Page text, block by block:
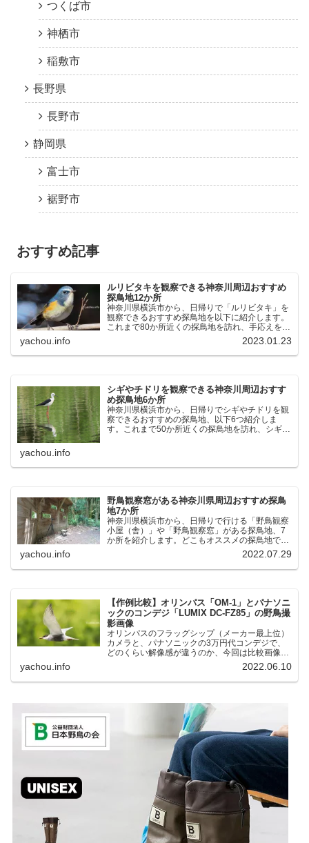
つくば市
神栖市
稲敷市
長野県
長野市
静岡県
富士市
裾野市
おすすめ記事
ルリビタキを観察できる神奈川周辺おすすめ
探鳥地12か所
神奈川県横浜市から、日帰りで「ルリビタキ」を
観察できるおすすめ探鳥地を以下に紹介します。
これまで80か所近くの探鳥地を訪れ、手応えを感
じた場所です。以下、★ が多いほど観察しやす
く、出現頻度が高いと感じた場所です。 北本自然
観察公園：埼玉県...
yachou.info 2023.01.23
シギやチドリを観察できる神奈川周辺おすす
め探鳥地6か所
神奈川県横浜市から、日帰りでシギやチドリを観
察できるおすすめの探鳥地、以下6つ紹介しま
す。これまで50か所近くの探鳥地を訪れ、シギや
yachou.info
野鳥観察窓がある神奈川県周辺おすすめ探鳥
地7か所
神奈川県横浜市から、日帰りで行ける「野鳥観察
小屋（舎）」や「野鳥観察窓」がある探鳥地、7
か所を紹介します。どこもオススメの探鳥地で
す。実際に訪れてみると、野山にいる野鳥、海や
湖にいる野鳥それぞれ違う観察になりました。街
中にあり、電車で行ける...
yachou.info 2022.07.29
【作例比較】オリンパス「OM-1」とパナソニ
ックのコンデジ「LUMIX DC-FZ85」の野鳥撮
影画像
オリンパスのフラッグシップ（メーカー最上位）
カメラと、パナソニックの3万円代コンデジで、
どのくらい解像感が違うのか、今回は比較画像を
紹介します。私はコンデジを愛用しているのです
が、相棒がオリンパス「OM-1」を使い始めたと
ころ、同じ被写体で...
yachou.info 2022.06.10